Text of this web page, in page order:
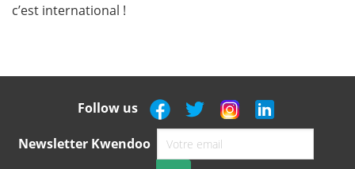
c’est international !
Follow us
Newsletter Kwendoo